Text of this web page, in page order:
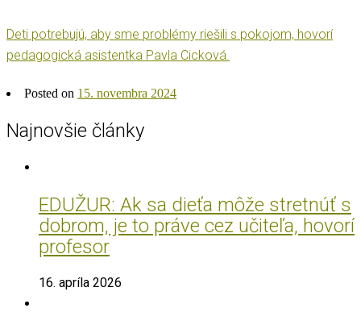
Deti potrebujú, aby sme problémy riešili s pokojom, hovorí
pedagogická asistentka Pavla Cicková.
Posted on 15. novembra 2024
Najnovšie články
EDUŽUR: Ak sa dieťa môže stretnúť s
dobrom, je to práve cez učiteľa, hovorí
profesor
16. apríla 2026